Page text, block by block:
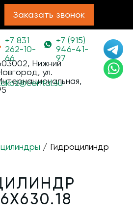
Заказать звонок
+7 831
262-10-
66
+7 (915)
946-41-
97
Нижний
ул.
cental.su
/ Гидроцилиндр